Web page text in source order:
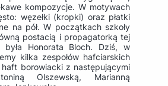
kompozycje. W motywach
węzełki (kropki) oraz płatki
na pół. W początkach szkoły
postacią i propagatorką tej
była Honorata Bloch. Dziś, w
kilka zespołów hafciarskich
borowiacki z następującymi
Olszewską, Marianną